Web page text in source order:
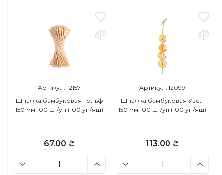
Артикул: 12157
Шпажка бамбуковая Гольф
150 мм 100 шт/уп (100 уп/ящ)
67.00 ₴
Артикул: 12099
Шпажка бамбуковая Узел
150 мм 100 шт/уп (100 уп/ящ)
113.00 ₴